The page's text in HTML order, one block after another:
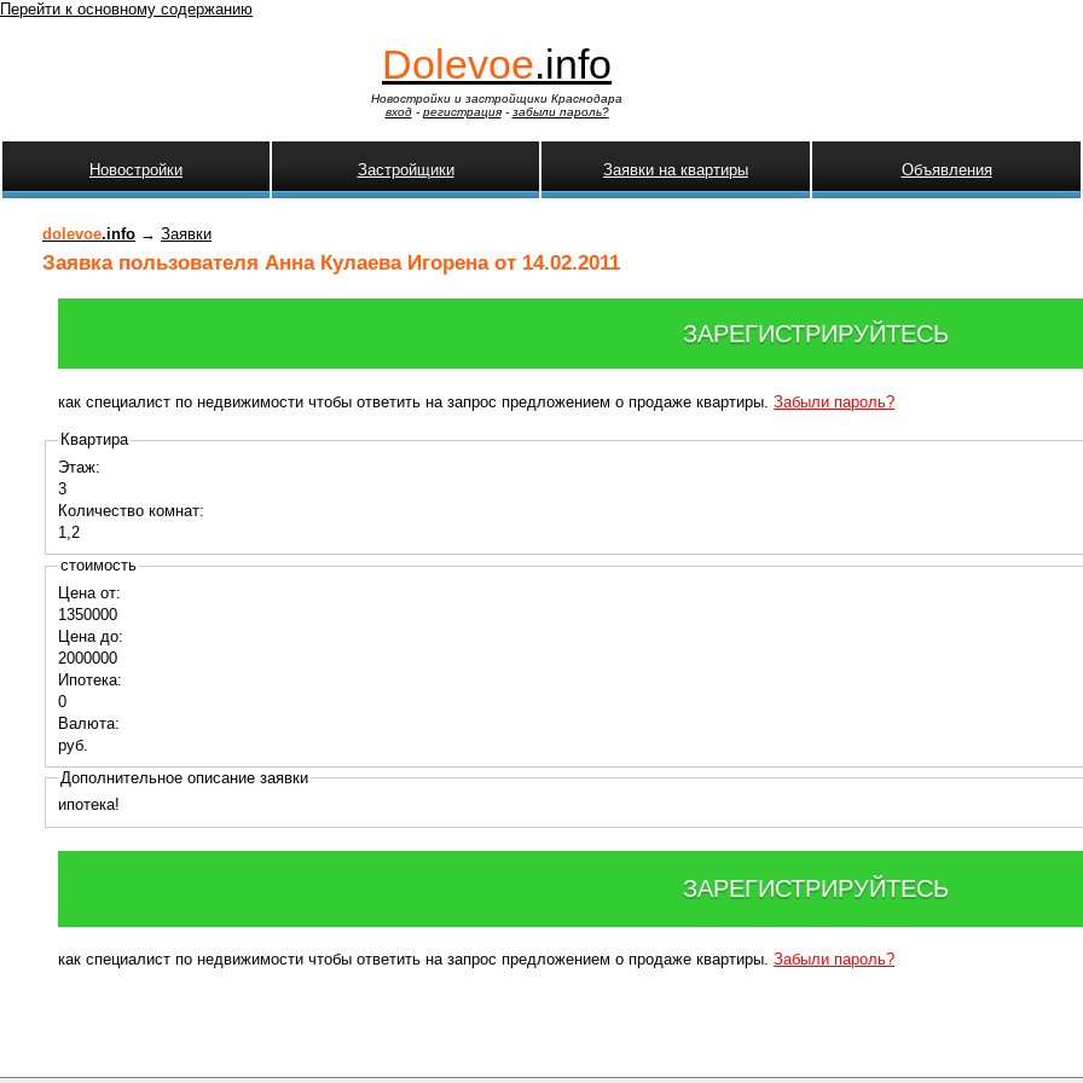
Перейти к основному содержанию
Dolevoe.info
Новостройки и застройщики Краснодара
вход- регистрация- забыли пароль?
Новостройки Застройщики Заявки на квартиры Объявления
dolevoe.info → Заявки
Заявка пользователя Анна Кулаева Игорена от 14.02.2011
ЗАРЕГИСТРИРУЙТЕСЬ
как специалист по недвижимости чтобы ответить на запрос предложением о продаже квартиры.Забыли пароль?
Квартира
Этаж:
3
Количество комнат:
1,2
стоимость
Цена от:
1350000
Цена до:
2000000
Ипотека:
0
Валюта:
руб.
Дополнительное описание заявки
ипотека!
ЗАРЕГИСТРИРУЙТЕСЬ
как специалист по недвижимости чтобы ответить на запрос предложением о продаже квартиры.Забыли пароль?